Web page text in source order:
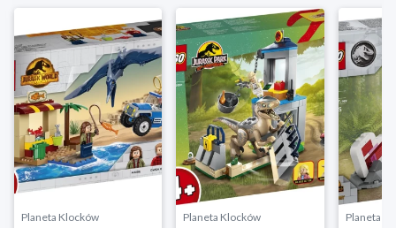
Planeta Klocków Planeta Klocków Planeta